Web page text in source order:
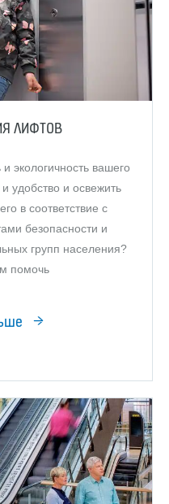
ЛИФТОВ
экологичность вашего
удобство и освежить
в соответствие с
безопасности и
групп населения?
помочь